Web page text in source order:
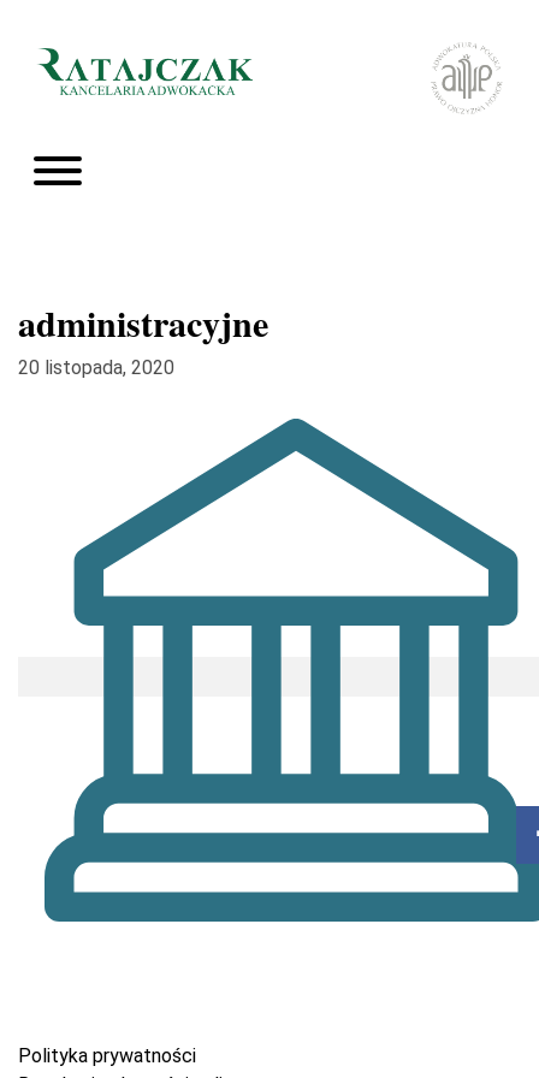
administracyjne
20 listopada, 2020
Polityka prywatności